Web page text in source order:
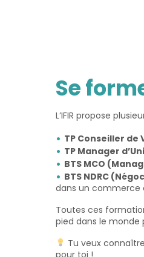
Se
L’IFIR propose
TP Conseiller de
TP Manager
BTS MCO
BTS NDRC
dans un commerce
Toutes ces
pied dans le monde
Tu veux
pour toi !